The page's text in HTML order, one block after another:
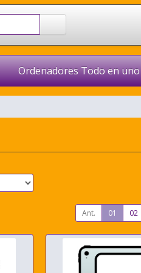
Ordenadores Todo en uno
Ant. 01 02